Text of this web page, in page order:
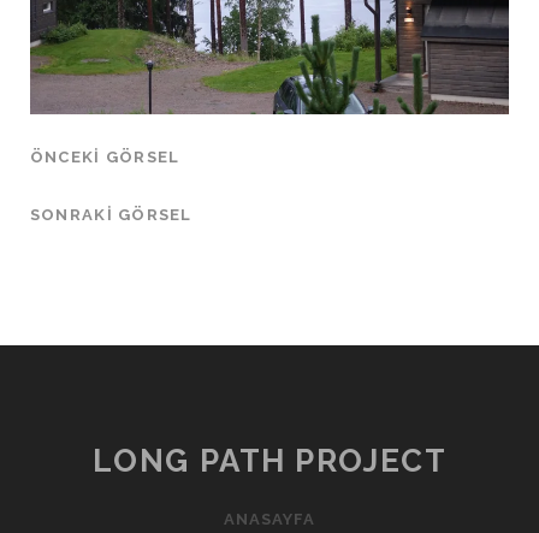
ÖNCEKI GÖRSEL
SONRAKI GÖRSEL
LONG PATH PROJECT
ANASAYFA